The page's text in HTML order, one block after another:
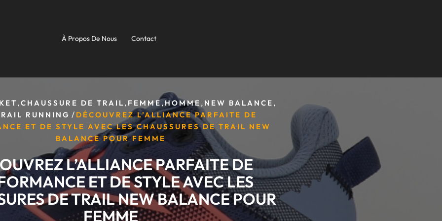
À Propos De Nous Contact
,CHAUSSURE DE TRAIL , FEMME, HOMME , NEW BALANCE ,
RUNNING / DÉCOUVREZ L’ALLIANCE PARFAITE DE
ET DE STYLE AVEC LES CHAUSSURES DE TRAIL NEW
BALANCE POUR FEMME
L’ALLIANCE PARFAITE DE
ET DE STYLE AVEC LES
DE TRAIL NEW BALANCE POUR
FEMME